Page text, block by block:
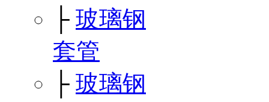
├ 玻璃钢
套管
├ 玻璃钢